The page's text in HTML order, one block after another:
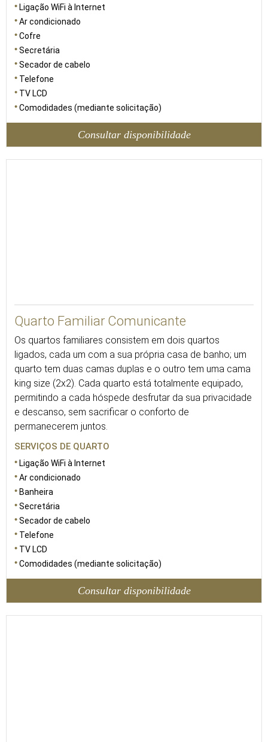
Ligação WiFi à Internet
Ar condicionado
Cofre
Secretária
Secador de cabelo
Telefone
TV LCD
Comodidades (mediante solicitação)
Consultar disponibilidade
Quarto Familiar Comunicante
Os quartos familiares consistem em dois quartos
ligados, cada um com a sua própria casa de banho; um
quarto tem duas camas duplas e o outro tem uma cama
king size (2x2). Cada quarto está totalmente equipado,
permitindo a cada hóspede desfrutar da sua privacidade
e descanso, sem sacrificar o conforto de
permanecerem juntos.
SERVIÇOS DE QUARTO
Ligação WiFi à Internet
Ar condicionado
Banheira
Secretária
Secador de cabelo
Telefone
TV LCD
Comodidades (mediante solicitação)
Consultar disponibilidade